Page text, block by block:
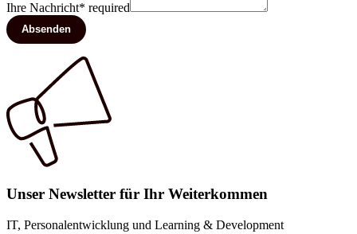
Ihre Nachricht* required
Absenden
Unser Newsletter für Ihr Weiterkommen
IT, Personalentwicklung und Learning & Development